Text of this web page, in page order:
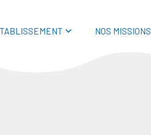
NOS MISSIONS